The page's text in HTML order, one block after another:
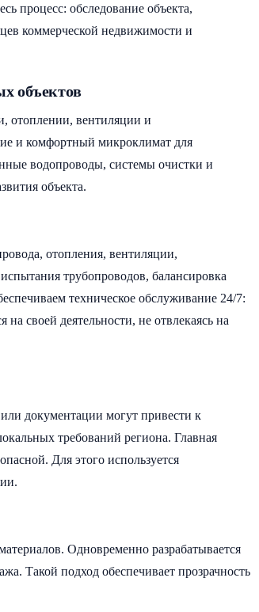
процесс: обследование объекта,
коммерческой недвижимости и
объектов
отоплении, вентиляции и
и комфортный микроклимат для
водопроводы, системы очистки и
объекта.
отопления, вентиляции,
трубопроводов, балансировка
техническое обслуживание 24/7:
своей деятельности, не отвлекаясь на
документации могут привести к
требований региона. Главная
Для этого используется
Одновременно разрабатывается
Такой подход обеспечивает прозрачность